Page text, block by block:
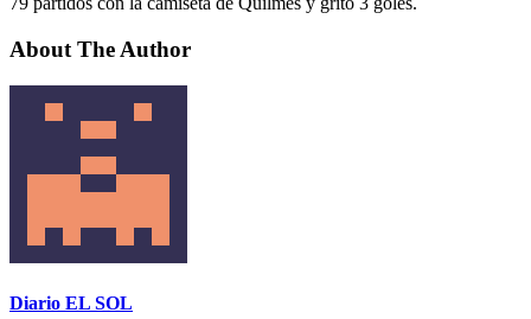
About The Author
Diario EL SOL